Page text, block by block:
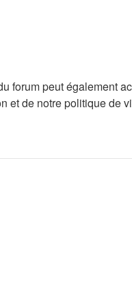
forum peut également
et de notre politique de